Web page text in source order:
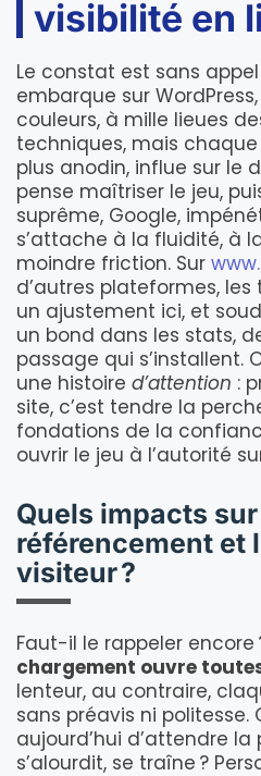
visibilité en
Le constat est sans
embarque sur
couleurs, à mille lieues
techniques, mais
plus anodin, influe sur le
pense maîtriser le jeu,
suprême, Google,
s’attache à la fluidité, à
moindre friction. Sur
d’autres plateformes,
un ajustement ici, et
un bond dans les stats,
passage qui s’installent.
une histoire d’attention :
site, c’est tendre la
fondations de la
ouvrir le jeu à l’autorité
Quels impacts
référencement et
visiteur ?
Faut-il le rappeler encore
chargement ouvre
lenteur, au contraire,
sans préavis ni
aujourd’hui d’attendre la
s’alourdit, se traîne ?